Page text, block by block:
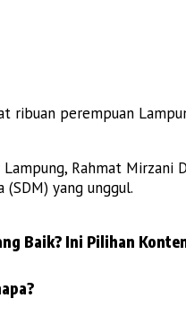
ribuan perempuan
Rahmat
(SDM) yang unggul.
Baik? Ini Pilihan